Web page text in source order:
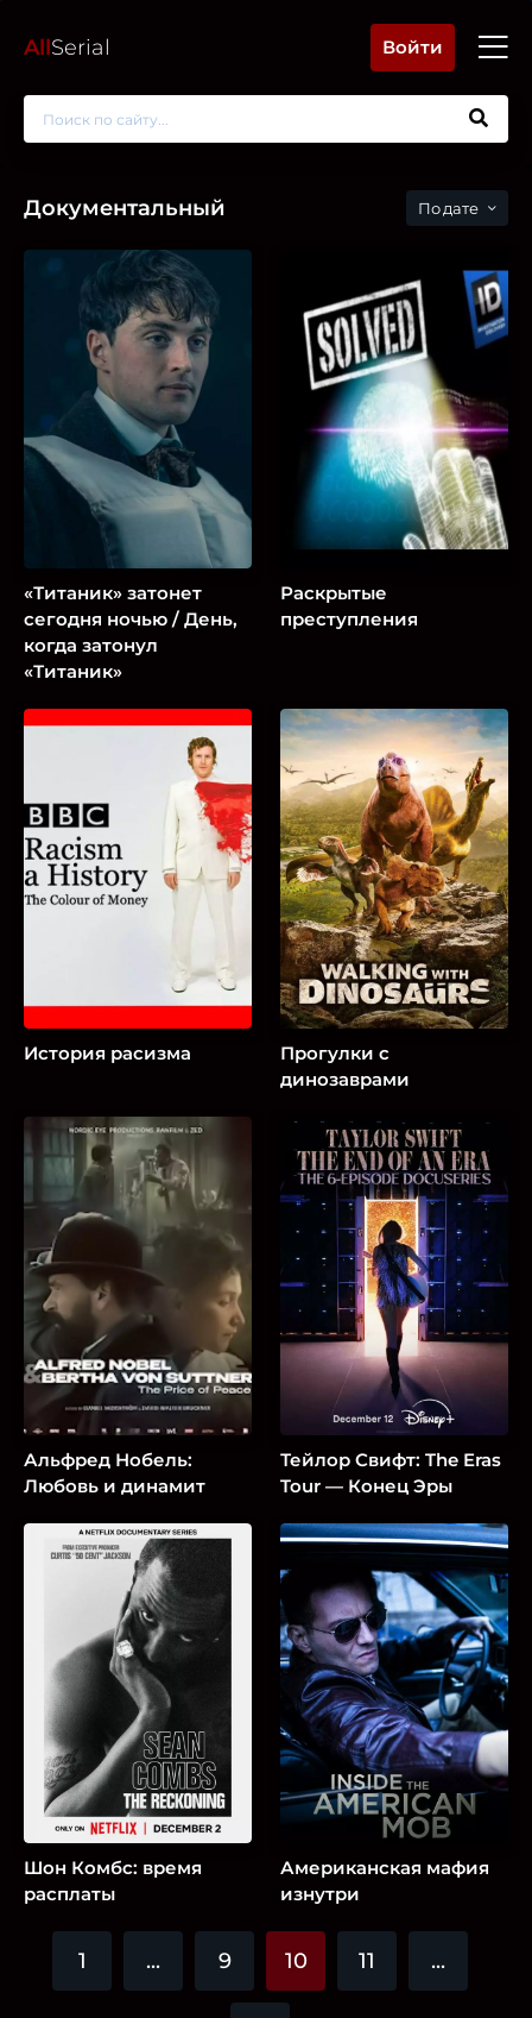
AllSerial Войти
Документальный дате
«Титаник» затонет
сегодня ночью / День,
когда затонул
«Титаник»
Раскрытые
преступления
История расизма
Прогулки с
динозаврами
Альфред Нобель:
Любовь и динамит
Тейлор Свифт: The Eras
Tour — Конец Эры
Шон Комбс: время
расплаты
Американская мафия
изнутри
1 ... 9 10 11 ...